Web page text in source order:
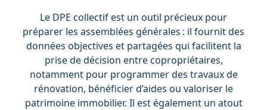
Le DPE collectif est un outil précieux pour
préparer les assemblées générales : il fournit des
données objectives et partagées qui facilitent la
prise de décision entre copropriétaires,
notamment pour programmer des travaux de
rénovation, bénéficier d’aides ou valoriser le
patrimoine immobilier. Il est également un atout